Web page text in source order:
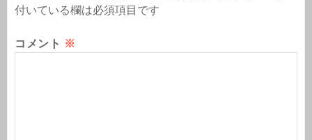
付いている欄は必須項目です
コメント ※